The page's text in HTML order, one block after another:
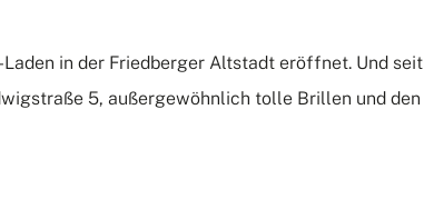
in der Friedberger Altstadt eröffnet. Und seit
5, außergewöhnlich tolle Brillen und den